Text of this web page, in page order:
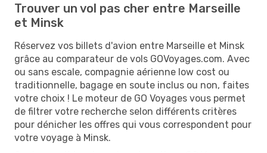
Trouver un vol pas cher entre Marseille
et Minsk
Réservez vos billets d'avion entre Marseille et Minsk
grâce au comparateur de vols GOVoyages.com. Avec
ou sans escale, compagnie aérienne low cost ou
traditionnelle, bagage en soute inclus ou non, faites
votre choix ! Le moteur de GO Voyages vous permet
de filtrer votre recherche selon différents critères
pour dénicher les offres qui vous correspondent pour
votre voyage à Minsk.